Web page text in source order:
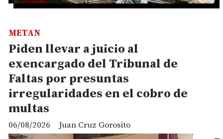
Piden llevar a juicio al
exencargado del Tribunal de
Faltas por presuntas
irregularidades en el cobro de
multas
Juan Cruz Gorosito
METAN
06/08/2026